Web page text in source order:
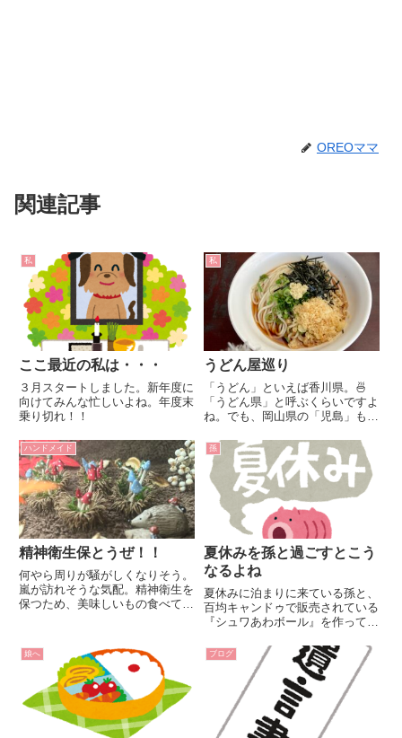
OREOママ
関連記事
私
ここ最近の私は・・・
３月スタートしました。新年度に
向けてみんな忙しいよね。年度末
乗り切れ！！
私
うどん屋巡り
「うどん」といえば香川県。🍜
「うどん県」と呼ぶくらいですよ
ね。でも、岡山県の「児島」もう
ップまであるんです。是非巡って
みてくださいね。松家製麺【住
所】倉敷市児島上の町２-１０６
３朝は6時から７時にも営業され
てま...
ハンドメイド
精神衛生保とうぜ！！
何やら周りが騒がしくなりそう。
嵐が訪れそうな気配。精神衛生を
保つため、美味しいもの食べて好
孫
夏休みを孫と過ごすとこう
なるよね
夏休みに泊まりに来ている孫と、
百均キャンドゥで販売されている
『シュワあわボール』を作ってみ
ベンジ！！
娘へ ブログ